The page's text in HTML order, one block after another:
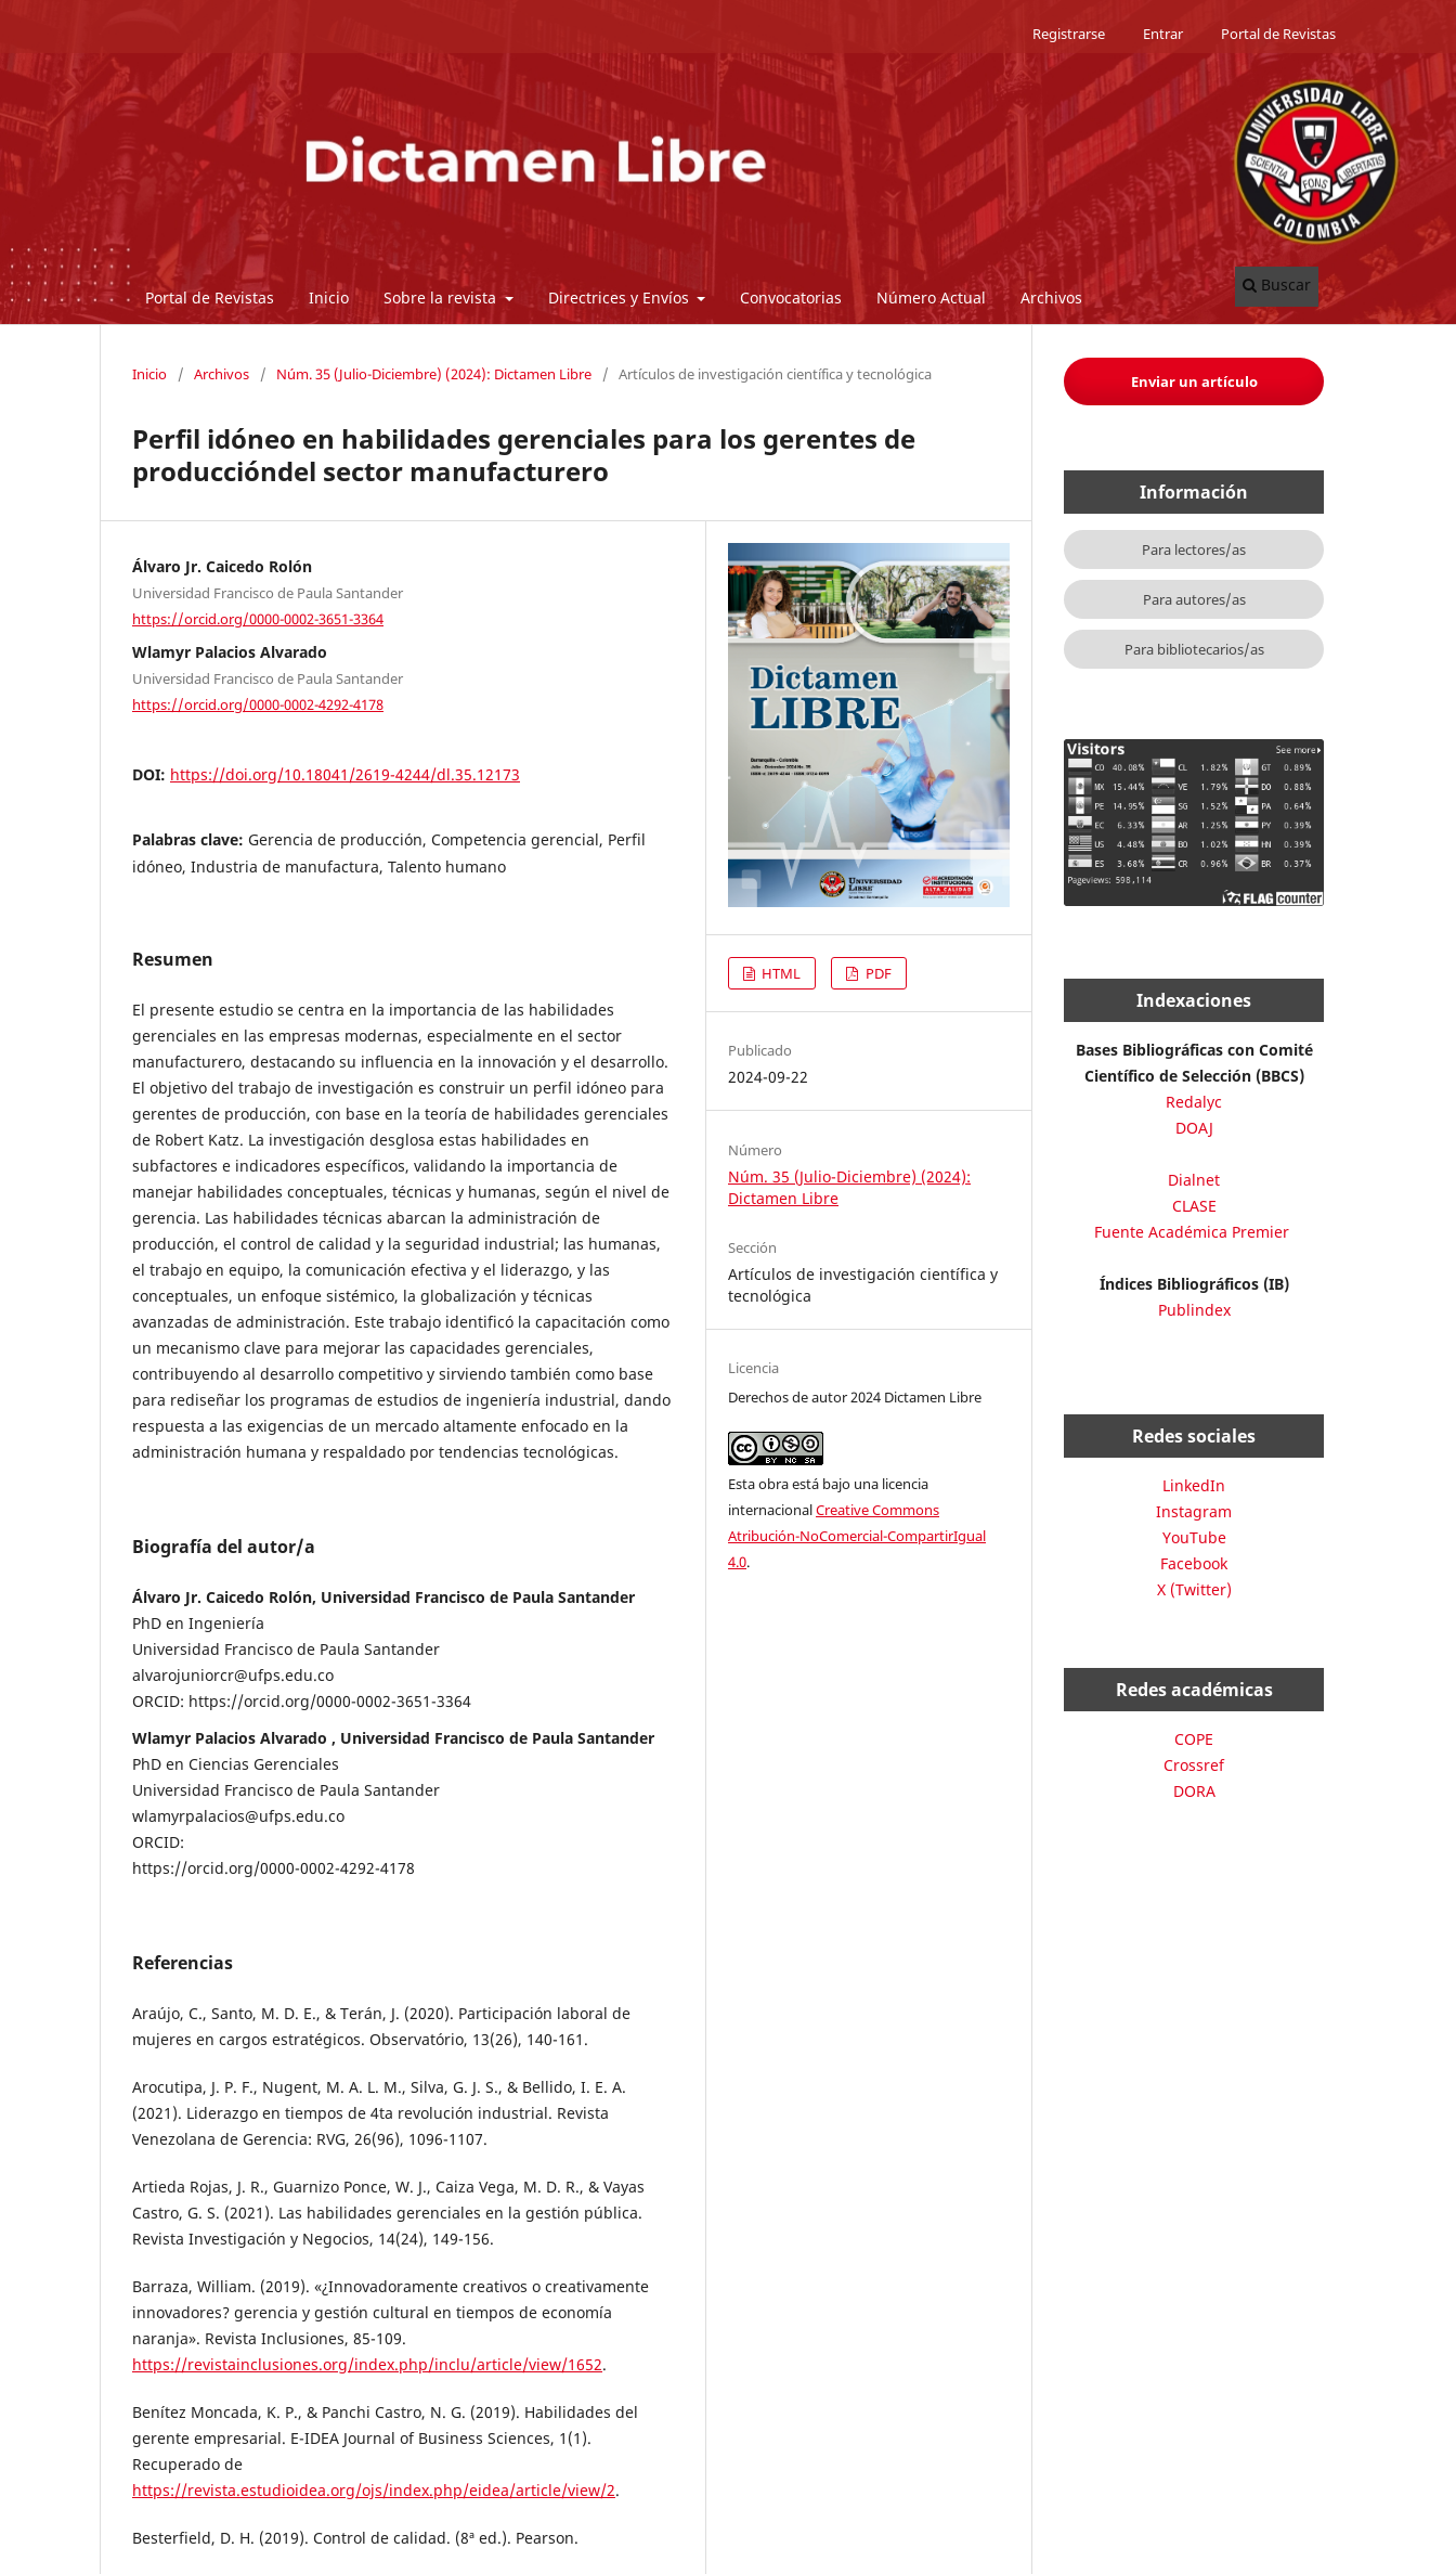
Portal de Revistas Inicio Sobre la revista Directrices y Envíos Convocatorias Número Actual Archivos
Buscar
Registrarse Entrar Portal de Revistas
Inicio / Archivos / Núm. 35 (Julio-Diciembre) (2024): Dictamen Libre / Artículos de investigación científica y tecnológica
Perfil idóneo en habilidades gerenciales para los gerentes de
produccióndel sector manufacturero
Álvaro Jr. Caicedo Rolón
Universidad Francisco de Paula Santander
https://orcid.org/0000-0002-3651-3364
Wlamyr Palacios Alvarado
Universidad Francisco de Paula Santander
https://orcid.org/0000-0002-4292-4178
DOI: https://doi.org/10.18041/2619-4244/dl.35.12173
Palabras clave: Gerencia de producción, Competencia gerencial, Perfil
idóneo, Industria de manufactura, Talento humano
Resumen
El presente estudio se centra en la importancia de las habilidades
gerenciales en las empresas modernas, especialmente en el sector
manufacturero, destacando su influencia en la innovación y el desarrollo.
El objetivo del trabajo de investigación es construir un perfil idóneo para
gerentes de producción, con base en la teoría de habilidades gerenciales
de Robert Katz. La investigación desglosa estas habilidades en
subfactores e indicadores específicos, validando la importancia de
manejar habilidades conceptuales, técnicas y humanas, según el nivel de
gerencia. Las habilidades técnicas abarcan la administración de
producción, el control de calidad y la seguridad industrial; las humanas,
el trabajo en equipo, la comunicación efectiva y el liderazgo, y las
conceptuales, un enfoque sistémico, la globalización y técnicas
avanzadas de administración. Este trabajo identificó la capacitación como
un mecanismo clave para mejorar las capacidades gerenciales,
contribuyendo al desarrollo competitivo y sirviendo también como base
para rediseñar los programas de estudios de ingeniería industrial, dando
respuesta a las exigencias de un mercado altamente enfocado en la
administración humana y respaldado por tendencias tecnológicas.
Biografía del autor/a
Álvaro Jr. Caicedo Rolón, Universidad Francisco de Paula Santander
PhD en Ingeniería
Universidad Francisco de Paula Santander
alvarojuniorcr@ufps.edu.co
ORCID: https://orcid.org/0000-0002-3651-3364
Wlamyr Palacios Alvarado , Universidad Francisco de Paula Santander
PhD en Ciencias Gerenciales
Universidad Francisco de Paula Santander
wlamyrpalacios@ufps.edu.co
ORCID:
https://orcid.org/0000-0002-4292-4178
Referencias
Araújo, C., Santo, M. D. E., & Terán, J. (2020). Participación laboral de
mujeres en cargos estratégicos. Observatório, 13(26), 140-161.
Arocutipa, J. P. F., Nugent, M. A. L. M., Silva, G. J. S., & Bellido, I. E. A.
(2021). Liderazgo en tiempos de 4ta revolución industrial. Revista
Venezolana de Gerencia: RVG, 26(96), 1096-1107.
Artieda Rojas, J. R., Guarnizo Ponce, W. J., Caiza Vega, M. D. R., & Vayas
Castro, G. S. (2021). Las habilidades gerenciales en la gestión pública.
Revista Investigación y Negocios, 14(24), 149-156.
Barraza, William. (2019). «¿Innovadoramente creativos o creativamente
innovadores? gerencia y gestión cultural en tiempos de economía
naranja». Revista Inclusiones, 85-109.
https://revistainclusiones.org/index.php/inclu/article/view/1652.
Benítez Moncada, K. P., & Panchi Castro, N. G. (2019). Habilidades del
gerente empresarial. E-IDEA Journal of Business Sciences, 1(1).
Recuperado de
https://revista.estudioidea.org/ojs/index.php/eidea/article/view/2.
Besterfield, D. H. (2019). Control de calidad. (8ª ed.). Pearson.
HTML PDF
Publicado
2024-09-22
Número
Núm. 35 (Julio-Diciembre) (2024):
Dictamen Libre
Sección
Artículos de investigación científica y
tecnológica
Licencia
Derechos de autor 2024 Dictamen Libre
Esta obra está bajo una licencia
internacionalCreative Commons
Atribución-NoComercial-CompartirIgual
4.0.
Enviar un artículo
Información
Para lectores/as
Para autores/as
Para bibliotecarios/as
Indexaciones
Bases Bibliográficas con Comité
Científico de Selección (BBCS)
Redalyc
DOAJ
Dialnet
CLASE
Fuente Académica Premier
Índices Bibliográficos (IB)
Publindex
Redes sociales
LinkedIn
Instagram
YouTube
Facebook
X (Twitter)
Redes académicas
COPE
Crossref
DORA